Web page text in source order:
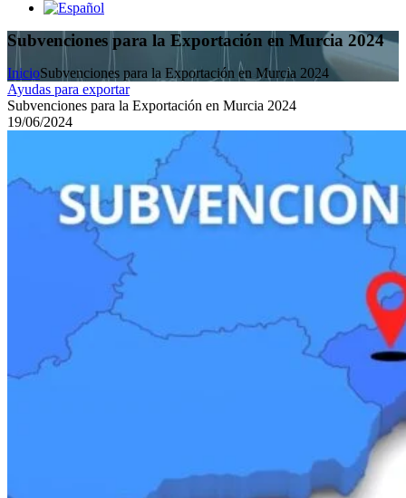
Subvenciones para la Exportación en Murcia 2024
InicioSubvenciones para la Exportación en Murcia 2024
Ayudas para exportar
Subvenciones para la Exportación en Murcia 2024
19/06/2024